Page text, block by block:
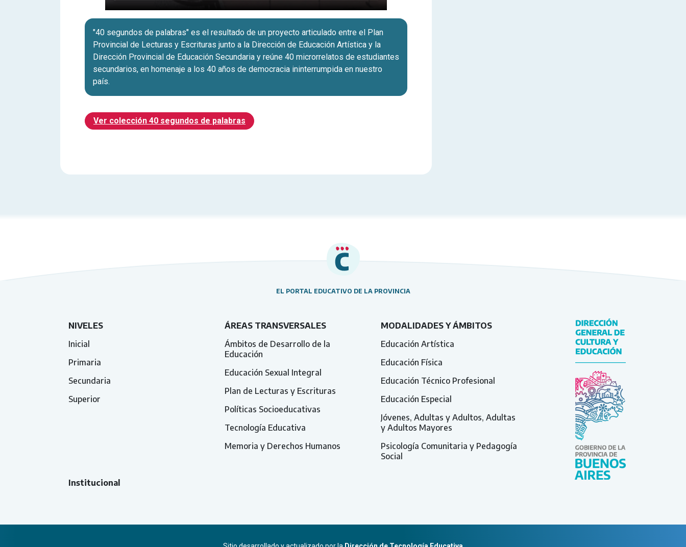
"40 segundos de palabras" es el resultado de un proyecto articulado entre el Plan
Provincial de Lecturas y Escrituras junto a la Dirección de Educación Artística y la
Dirección Provincial de Educación Secundaria y reúne 40 microrrelatos de estudiantes
secundarios, en homenaje a los 40 años de democracia ininterrumpida en nuestro
país.
Ver colección 40 segundos de palabras
EL PORTAL EDUCATIVO DE LA PROVINCIA
NIVELES
Inicial
Primaria
Secundaria
Superior
ÁREAS TRANSVERSALES
Ámbitos de Desarrollo de la
Educación
Educación Sexual Integral
Plan de Lecturas y Escrituras
Políticas Socioeducativas
Tecnología Educativa
Memoria y Derechos Humanos
MODALIDADES Y ÁMBITOS
Educación Artística
Educación Física
Educación Técnico Profesional
Educación Especial
Jóvenes, Adultas y Adultos, Adultas
y Adultos Mayores
Psicología Comunitaria y Pedagogía
Social
Institucional